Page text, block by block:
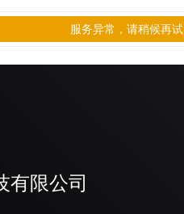
有限公司
服务异常，请稍候再试